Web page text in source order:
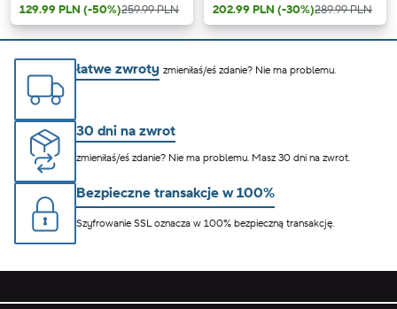
129.99 PLN (-50%)259.99 PLN 202.99 PLN (-30%)289.99 PLN
łatwe zwroty zmieniłaś/eś zdanie? Nie ma problemu.
30 dni na zwrot
zmieniłaś/eś zdanie? Nie ma problemu. Masz 30 dni na zwrot.
Bezpieczne transakcje w 100%
Szyfrowanie SSL oznacza w 100% bezpieczną transakcję.